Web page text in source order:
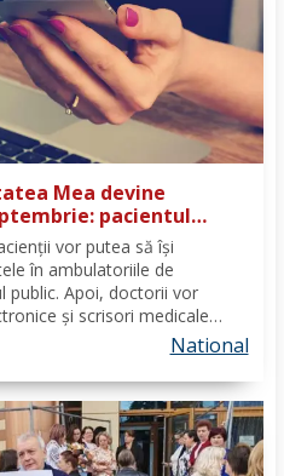
Mea devine
pacientul
al sistemului
vor putea să își
în ambulatoriile de
public. Apoi, doctorii vor
și scrisori medicale
Se fac ultimele lucrări la
Mea" pentru aceste...
National